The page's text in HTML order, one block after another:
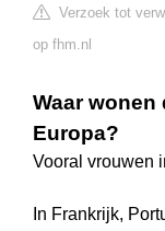
Verzoek tot
op fhm.nl
Waar wonen
Europa?
Vooral vrouwen
In Frankrijk,